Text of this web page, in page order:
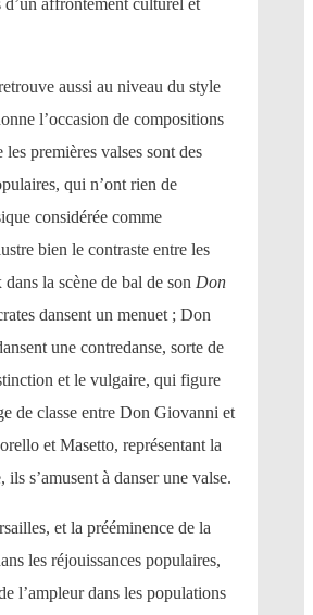
d’un affrontement culturel et
aussi au niveau du style
l’occasion de compositions
les premières valses sont des
qui n’ont rien de
considérée comme
bien le contraste entre les
la scène de bal de son Don
dansent un menuet ; Don
une contredanse, sorte de
et le vulgaire, qui figure
de classe entre Don Giovanni et
et Masetto, représentant la
ils s’amusent à danser une valse.
et la prééminence de la
les réjouissances populaires,
l’ampleur dans les populations